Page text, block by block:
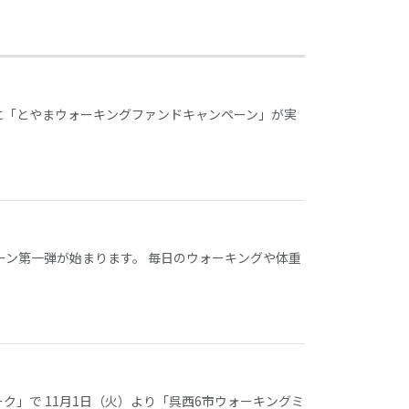
とやまウォーキングファンドキャンペーン」が実
第一弾が始まります。 毎日のウォーキングや体重
」で 11月1日（火）より「呉西6市ウォーキングミ